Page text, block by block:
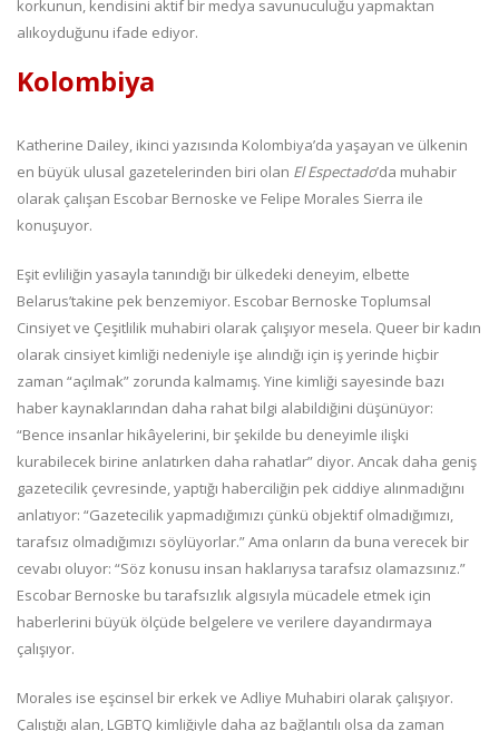
korkunun, kendisini aktif bir medya savunuculuğu yapmaktan
alıkoyduğunu ifade ediyor.
Kolombiya
Katherine Dailey, ikinci yazısında Kolombiya’da yaşayan ve ülkenin
en büyük ulusal gazetelerinden biri olan El Espectado’da muhabir
olarak çalışan Escobar Bernoske ve Felipe Morales Sierra ile
konuşuyor.
Eşit evliliğin yasayla tanındığı bir ülkedeki deneyim, elbette
Belarus’takine pek benzemiyor. Escobar Bernoske Toplumsal
Cinsiyet ve Çeşitlilik muhabiri olarak çalışıyor mesela. Queer bir kadın
olarak cinsiyet kimliği nedeniyle işe alındığı için iş yerinde hiçbir
zaman “açılmak” zorunda kalmamış. Yine kimliği sayesinde bazı
haber kaynaklarından daha rahat bilgi alabildiğini düşünüyor:
“Bence insanlar hikâyelerini, bir şekilde bu deneyimle ilişki
kurabilecek birine anlatırken daha rahatlar” diyor. Ancak daha geniş
gazetecilik çevresinde, yaptığı haberciliğin pek ciddiye alınmadığını
anlatıyor: “Gazetecilik yapmadığımızı çünkü objektif olmadığımızı,
tarafsız olmadığımızı söylüyorlar.” Ama onların da buna verecek bir
cevabı oluyor: “Söz konusu insan haklarıysa tarafsız olamazsınız.”
Escobar Bernoske bu tarafsızlık algısıyla mücadele etmek için
haberlerini büyük ölçüde belgelere ve verilere dayandırmaya
çalışıyor.
Morales ise eşcinsel bir erkek ve Adliye Muhabiri olarak çalışıyor.
Çalıştığı alan, LGBTQ kimliğiyle daha az bağlantılı olsa da zaman